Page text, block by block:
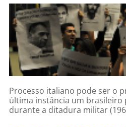
Processo italiano pode ser o
última instância um brasileiro
durante a ditadura militar